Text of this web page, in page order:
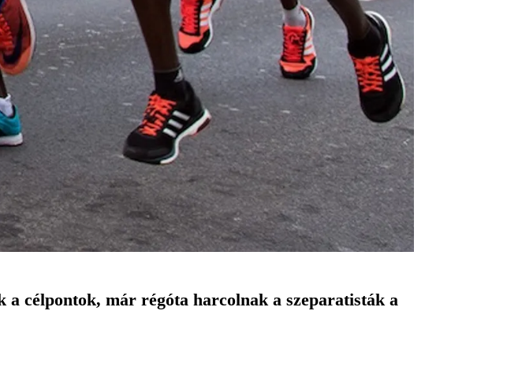
célpontok, már régóta harcolnak a szeparatisták a